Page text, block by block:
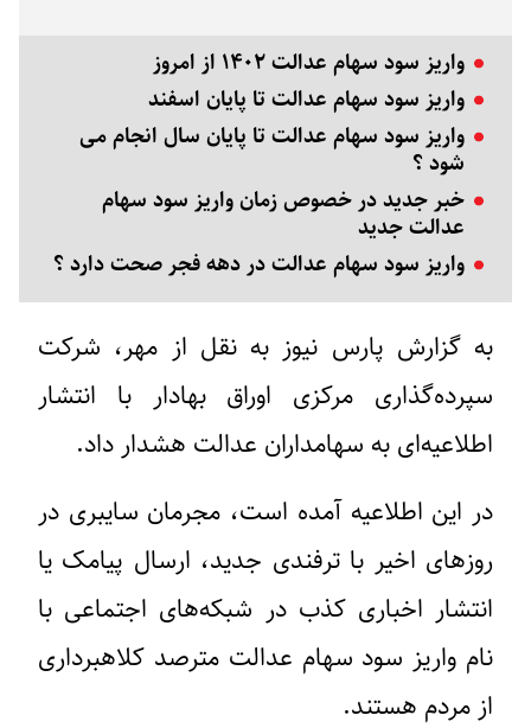
واریز سود سهام عدالت ۱۴۰۲ از امروز
واریز سود سهام عدالت تا پایان اسفند
واریز سود سهام عدالت تا پایان سال انجام می
شود ؟
خبر جدید در خصوص زمان واریز سود سهام
عدالت جدید
واریز سود سهام عدالت در دهه فجر صحت دارد ؟
به گزارش پارس نیوز به نقل از مهر، شرکت
سپرده‌گذاری مرکزی اوراق بهادار با انتشار
اطلاعیه‌ای به سهامداران عدالت هشدار داد.
در این اطلاعیه آمده است، مجرمان سایبری در
روزهای اخیر با ترفندی جدید، ارسال پیامک یا
انتشار اخباری کذب در شبکه‌های اجتماعی با
نام واریز سود سهام عدالت مترصد کلاهبرداری
از مردم هستند.